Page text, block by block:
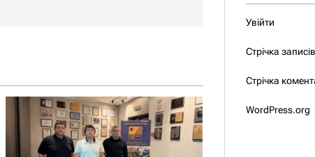
Увійти
Стрічка записів
Стрічка
WordPress.org